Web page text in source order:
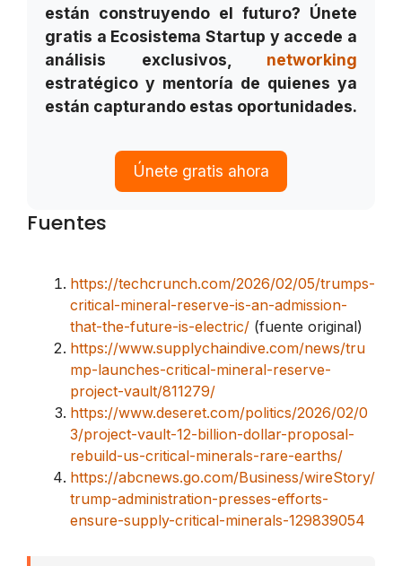
están construyendo el futuro? Únete
gratis a Ecosistema Startup y accede a
análisis exclusivos, networking
estratégico y mentoría de quienes ya
están capturando estas oportunidades.
Únete gratis ahora
Fuentes
https://techcrunch.com/2026/02/05/trumps-
critical-mineral-reserve-is-an-admission-
that-the-future-is-electric/ (fuente original)
https://www.supplychaindive.com/news/tru
mp-launches-critical-mineral-reserve-
project-vault/811279/
https://www.deseret.com/politics/2026/02/0
3/project-vault-12-billion-dollar-proposal-
rebuild-us-critical-minerals-rare-earths/
https://abcnews.go.com/Business/wireStory/
trump-administration-presses-efforts-
ensure-supply-critical-minerals-129839054